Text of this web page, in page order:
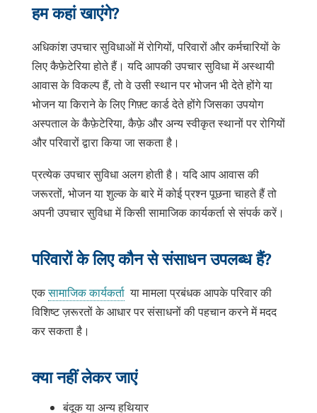
हम कहां खाएंगे?
अधिकांश उपचार सुविधाओं में रोगियों, परिवारों और कर्मचारियों के
लिए कैफ़ेटेरिया होते हैं। यदि आपकी उपचार सुविधा में अस्थायी
आवास के विकल्प हैं, तो वे उसी स्थान पर भोजन भी देते होंगे या
भोजन या किराने के लिए गिफ़्ट कार्ड देते होंगे जिसका उपयोग
अस्पताल के कैफ़ेटेरिया, कैफ़े और अन्य स्वीकृत स्थानों पर रोगियों
और परिवारों द्वारा किया जा सकता है।
प्रत्येक उपचार सुविधा अलग होती है। यदि आप आवास की
जरूरतों, भोजन या शुल्क के बारे में कोई प्रश्न पूछना चाहते हैं तो
अपनी उपचार सुविधा में किसी सामाजिक कार्यकर्ता से संपर्क करें।
परिवारों के लिए कौन से संसाधन उपलब्ध हैं?
एकसामाजिक कार्यकर्ताया मामला प्रबंधक आपके परिवार की
विशिष्ट ज़रूरतों के आधार पर संसाधनों की पहचान करने में मदद
कर सकता है।
क्या नहीं लेकर जाएं
बंदूक या अन्य हथियार